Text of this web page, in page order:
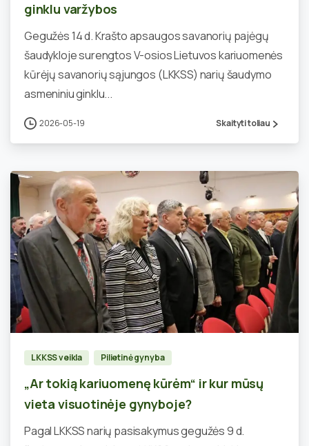
ginklu varžybos
Gegužės 14 d. Krašto apsaugos savanorių pajėgų
šaudykloje surengtos V-osios Lietuvos kariuomenės
kūrėjų savanorių sąjungos (LKKSS) narių šaudymo
asmeniniu ginklu...
2026-05-19 Skaityti toliau
1
LKKSS veikla Pilietinė gynyba
„Ar tokią kariuomenę kūrėm“ ir kur mūsų
vieta visuotinėje gynyboje?
Pagal LKKSS narių pasisakymus gegužės 9 d.